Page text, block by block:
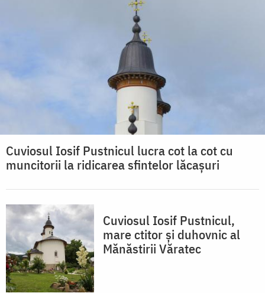
Cuviosul Iosif Pustnicul lucra cot la cot cu
muncitorii la ridicarea sfintelor lăcașuri
Cuviosul Iosif Pustnicul,
mare ctitor și duhovnic al
Mănăstirii Văratec